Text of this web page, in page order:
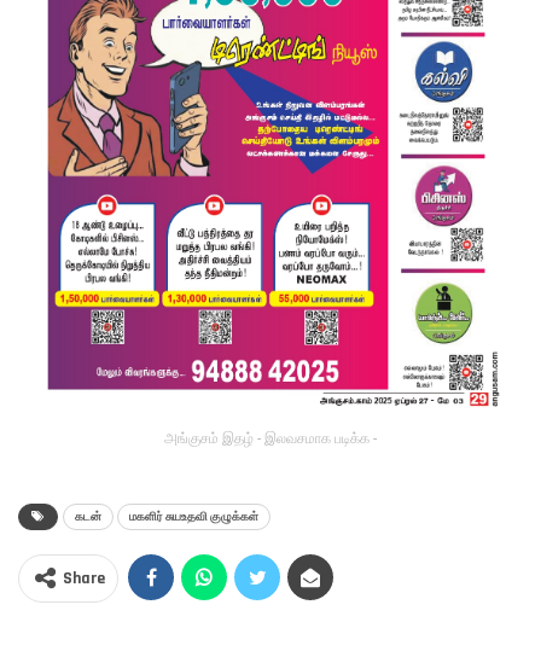
அங்குசம் இதழ் - இலவசமாக படிக்க -
கடன் மகளிர் சுயஉதவி குழுக்கள்
Share